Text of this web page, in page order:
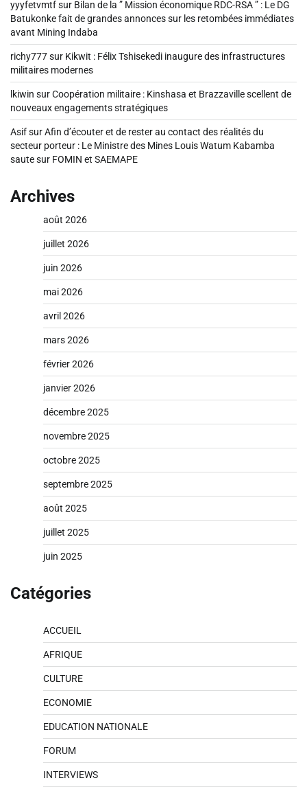
yyyfetvmtfsur Bilan de la ” Mission économique RDC-RSA ” : Le DG
Batukonke fait de grandes annonces sur les retombées immédiates
avant Mining Indaba
richy777sur Kikwit : Félix Tshisekedi inaugure des infrastructures
militaires modernes
lkiwin surCoopération militaire : Kinshasa et Brazzaville scellent de
nouveaux engagements stratégiques
AsifsurAfin d’écouter et de rester au contact des réalités du
secteur porteur : Le Ministre des Mines Louis Watum Kabamba
saute sur FOMIN et SAEMAPE
Archives
août 2026
juillet 2026
juin 2026
mai 2026
avril 2026
mars 2026
février 2026
janvier 2026
décembre 2025
novembre 2025
octobre 2025
septembre 2025
août 2025
juillet 2025
juin 2025
Catégories
ACCUEIL
AFRIQUE
CULTURE
ECONOMIE
EDUCATION NATIONALE
FORUM
INTERVIEWS